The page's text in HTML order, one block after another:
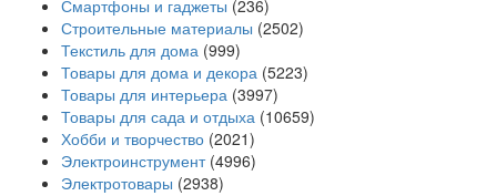
Смартфоны и гаджеты (236)
Строительные материалы (2502)
Текстиль для дома (999)
Товары для дома и декора (5223)
Товары для интерьера (3997)
Товары для сада и отдыха (10659)
Хобби и творчество (2021)
Электроинструмент (4996)
Электротовары (2938)